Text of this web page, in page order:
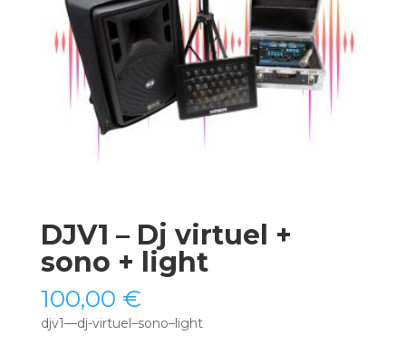
DJV1 – Dj virtuel +
sono + light
100,00 €
djv1—dj-virtuel–sono–light